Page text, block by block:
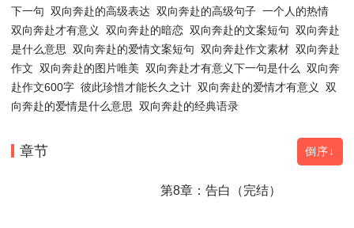
下一句 双向奔赴的高级表达 双向奔赴的高级句子 一个人的热情
双向奔赴才有意义
双向奔赴的暗恋 双向奔赴的文案短句 双向奔赴
是什么意思 双向奔赴的爱情文案短句 双向奔赴作文素材 双向奔赴
作文 双向奔赴的图片唯美 双向奔赴才有意义下一句是什么 双向奔
赴作文600字 彼此珍惜才能长久之计 双向奔赴的爱情才有意义
双
向奔赴的爱情是什么意思 双向奔赴的经典语录
章节 倒序↓
第8章：告白（完结）